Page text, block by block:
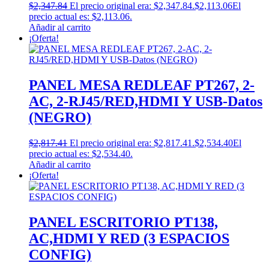
$2,347.84 El precio original era: $2,347.84.$2,113.06El
precio actual es: $2,113.06.
Añadir al carrito
¡Oferta!
PANEL MESA REDLEAF PT267, 2-
AC, 2-RJ45/RED,HDMI Y USB-Datos
(NEGRO)
$2,817.41 El precio original era: $2,817.41.$2,534.40El
precio actual es: $2,534.40.
Añadir al carrito
¡Oferta!
PANEL ESCRITORIO PT138,
AC,HDMI Y RED (3 ESPACIOS
CONFIG)